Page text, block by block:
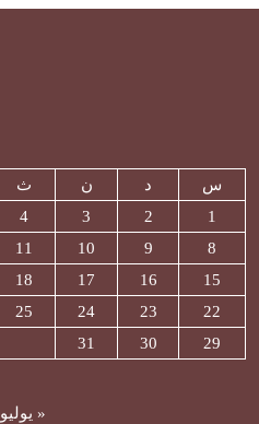
س د ن ث
1
2
3
4
8
9
10
11
15
16
17
18
22
23
24
25
29
30
31
« يوليو